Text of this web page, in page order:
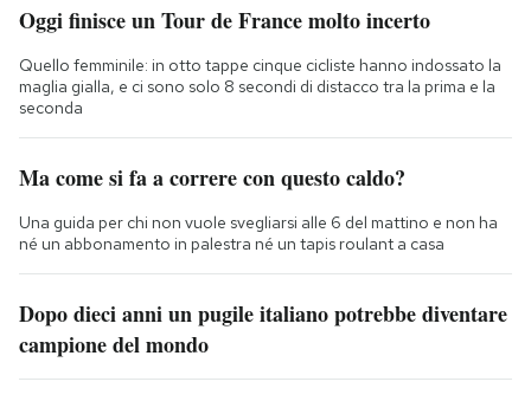
Oggi finisce un Tour de France molto incerto
Quello femminile: in otto tappe cinque cicliste hanno indossato la
maglia gialla, e ci sono solo 8 secondi di distacco tra la prima e la
seconda
Ma come si fa a correre con questo caldo?
Una guida per chi non vuole svegliarsi alle 6 del mattino e non ha
né un abbonamento in palestra né un tapis roulant a casa
Dopo dieci anni un pugile italiano potrebbe diventare
campione del mondo